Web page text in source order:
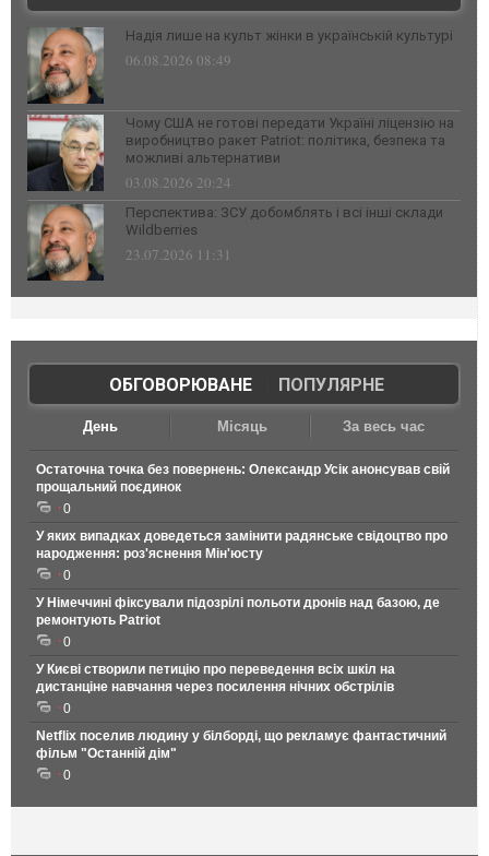
Надія лише на культ жінки в українській культурі
06.08.2026 08:49
Чому США не готові передати Україні ліцензію на
виробництво ракет Patriot: політика, безпека та
можливі альтернативи
03.08.2026 20:24
Перспектива: ЗСУ добомблять і всі інші склади
Wildberries
23.07.2026 11:31
ОБГОВОРЮВАНЕ| ПОПУЛЯРНЕ
День Місяць За весь час
Остаточна точка без повернень: Олександр Усік анонсував свій
прощальний поєдинок
0
У яких випадках доведеться замінити радянське свідоцтво про
народження: роз'яснення Мін'юсту
0
У Німеччині фіксували підозрілі польоти дронів над базою, де
ремонтують Patriot
0
У Києві створили петицію про переведення всіх шкіл на
дистанціне навчання через посилення нічних обстрілів
0
Netflix поселив людину у білборді, що рекламує фантастичний
фільм "Останній дім"
0